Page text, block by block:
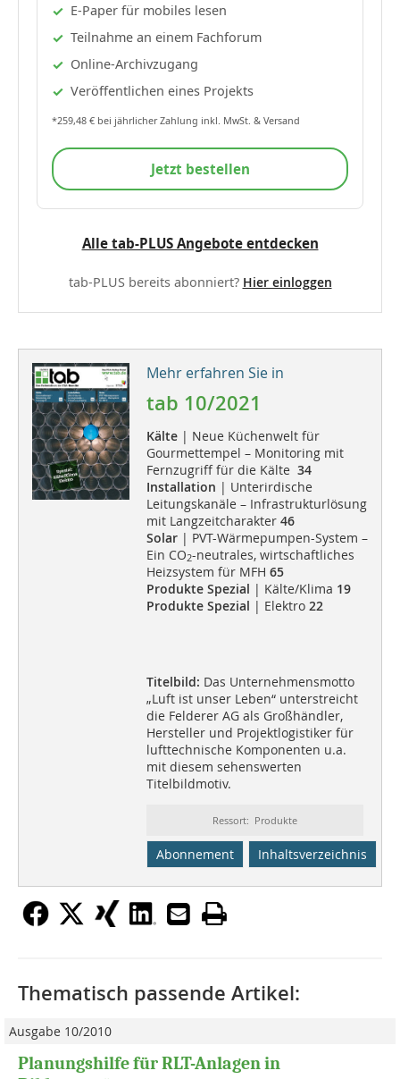
E-Paper für mobiles lesen
Teilnahme an einem Fachforum
Online-Archivzugang
Veröffentlichen eines Projekts
*259,48 € bei jährlicher Zahlung inkl. MwSt. & Versand
Jetzt bestellen
Alle tab-PLUS Angebote entdecken
tab-PLUS bereits abonniert? Hier einloggen
Mehr erfahren Sie in
tab 10/2021
Kälte| Neue Küchenwelt für
Gourmettempel – Monitoring mit
Fernzugriff für die Kälte 34
Installation | Unterirdische
Leitungskanäle – Infrastrukturlösung
mit Langzeitcharakter 46
Solar| PVT-Wärmepumpen-System –
Ein CO2-neutrales, wirtschaftliches
Heizsystem für MFH 65
Produkte Spezial | Kälte/Klima 19
Produkte Spezial | Elektro 22
Titelbild: Das Unternehmensmotto
„Luft ist unser Leben“ unterstreicht
die Felderer AG als Großhändler,
Hersteller und Projektlogistiker für
lufttechnische Komponenten u.a.
mit diesem sehenswerten
Titelbildmotiv.
Ressort: Produkte
Abonnement Inhaltsverzeichnis
Thematisch passende Artikel:
Ausgabe 10/2010
Planungshilfe für RLT-Anlagen in